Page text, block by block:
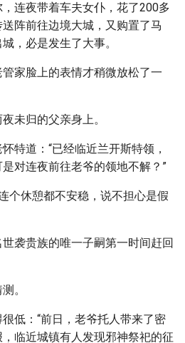
连夜带着车夫女仆，花了200多
阵前往边境大城，又购置了马
，必是发生了大事。
家脸上的表情才稍微放松了一
未归的父亲身上。
特道：“已经临近兰开斯特领，
对连夜前往老爷的领地不解？”
个休憩都不安稳，说不担心是假
袭贵族的唯一子嗣第一时间赶回
。
低：“前日，老爷托人带来了密
临近城镇有人发现邪神祭祀的征